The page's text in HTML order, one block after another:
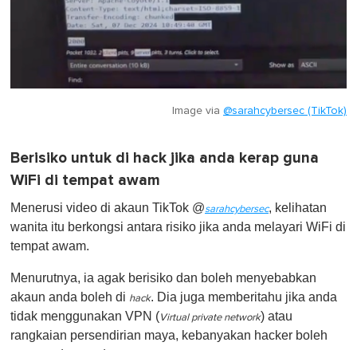
Image via @sarahcybersec (TikTok)
Berisiko untuk di hack jika anda kerap guna
WiFi di tempat awam
Menerusi video di akaun TikTok @sarahcybersec, kelihatan
wanita itu berkongsi antara risiko jika anda melayari WiFi di
tempat awam.
Menurutnya, ia agak berisiko dan boleh menyebabkan
akaun anda boleh di hack. Dia juga memberitahu jika anda
tidak menggunakan VPN (Virtual private network) atau
rangkaian persendirian maya, kebanyakan hacker boleh